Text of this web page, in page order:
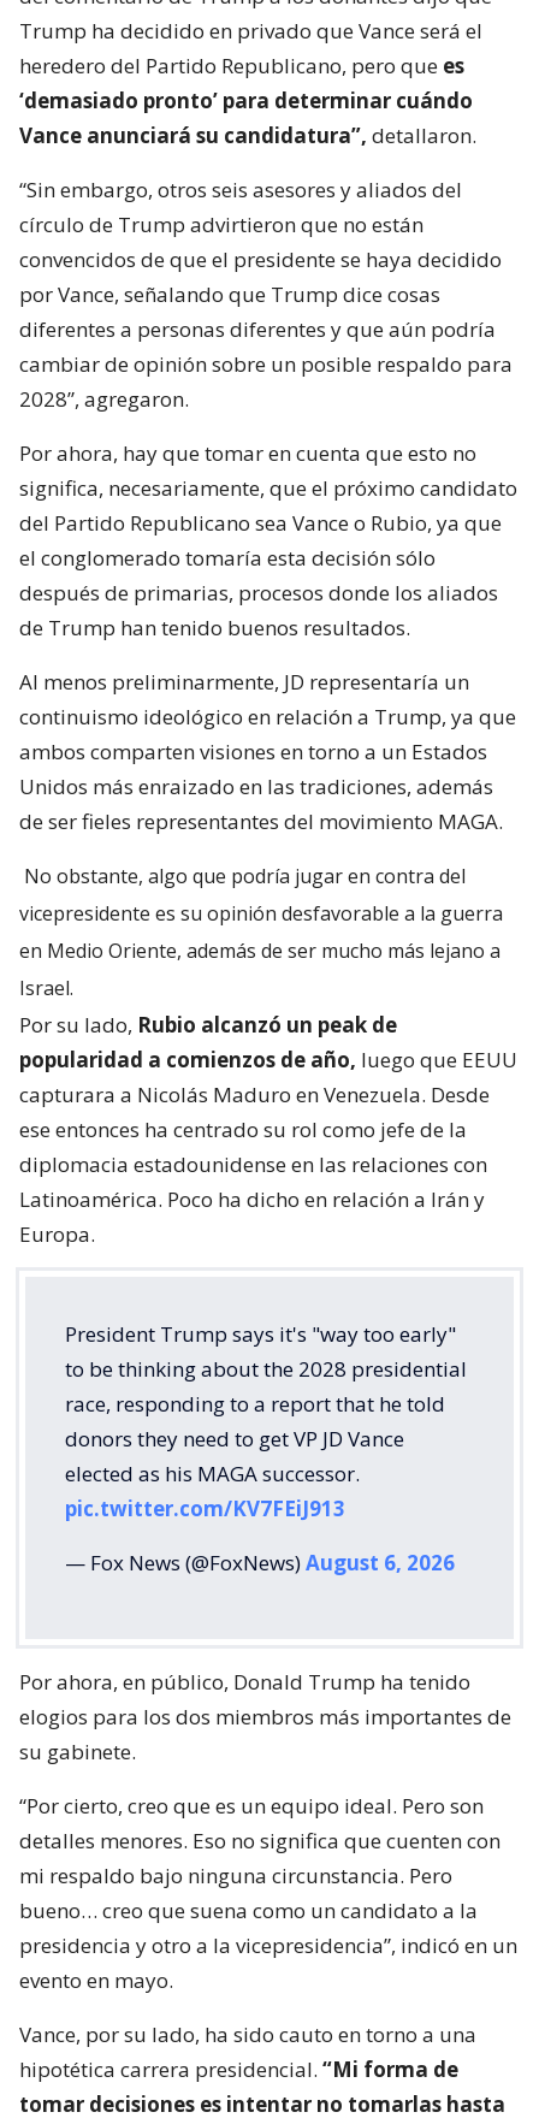
Trump ha decidido en privado que Vance será el
heredero del Partido Republicano, pero que es
‘demasiado pronto’ para determinar cuándo
Vance anunciará su candidatura”, detallaron.
“Sin embargo, otros seis asesores y aliados del
círculo de Trump advirtieron que no están
convencidos de que el presidente se haya decidido
por Vance, señalando que Trump dice cosas
diferentes a personas diferentes y que aún podría
cambiar de opinión sobre un posible respaldo para
2028”, agregaron.
Por ahora, hay que tomar en cuenta que esto no
significa, necesariamente, que el próximo candidato
del Partido Republicano sea Vance o Rubio, ya que
el conglomerado tomaría esta decisión sólo
después de primarias, procesos donde los aliados
de Trump han tenido buenos resultados.
Al menos preliminarmente, JD representaría un
continuismo ideológico en relación a Trump, ya que
ambos comparten visiones en torno a un Estados
Unidos más enraizado en las tradiciones, además
de ser fieles representantes del movimiento MAGA.
No obstante, algo que podría jugar en contra del
vicepresidente es su opinión desfavorable a la guerra
en Medio Oriente, además de ser mucho más lejano a
Israel.
Por su lado, Rubio alcanzó un peak de
popularidad a comienzos de año, luego que EEUU
capturara a Nicolás Maduro en Venezuela. Desde
ese entonces ha centrado su rol como jefe de la
diplomacia estadounidense en las relaciones con
Latinoamérica. Poco ha dicho en relación a Irán y
Europa.
President Trump says it's "way too early"
to be thinking about the 2028 presidential
race, responding to a report that he told
donors they need to get VP JD Vance
elected as his MAGA successor.
pic.twitter.com/KV7FEiJ913
— Fox News (@FoxNews)August 6, 2026
Por ahora, en público, Donald Trump ha tenido
elogios para los dos miembros más importantes de
su gabinete.
“Por cierto, creo que es un equipo ideal. Pero son
detalles menores. Eso no significa que cuenten con
mi respaldo bajo ninguna circunstancia. Pero
bueno… creo que suena como un candidato a la
presidencia y otro a la vicepresidencia”, indicó en un
evento en mayo.
Vance, por su lado, ha sido cauto en torno a una
hipotética carrera presidencial. “Mi forma de
tomar decisiones es intentar no tomarlas hasta